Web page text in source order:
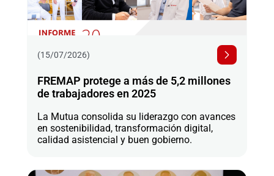
(15/07/2026)
FREMAP protege a más de 5,2 millones
de trabajadores en 2025
La Mutua consolida su liderazgo con avances
en sostenibilidad, transformación digital,
calidad asistencial y buen gobierno.